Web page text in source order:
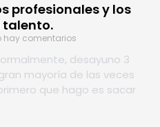
profesionales y los
talento.
hay comentarios
desayuno 3
mayoría de las veces
que hago es sacar